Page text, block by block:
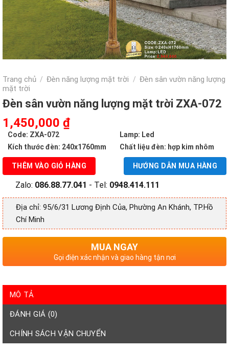
Trang chủ / Đèn năng lượng mặt trời / Đèn sân vườn năng lượng
mặt trời
Đèn sân vườn năng lượng mặt trời ZXA-072
Giá
gốc
là:
2,940,000 ₫.
1,450,000 ₫Giá
tại
là:
1,450,000 ₫.
Code: ZXA-072
Lamp: Led
Kích thước đèn: 240x1760mm
Chất liệu đèn: hợp kim nhôm
HƯỚNG DẪN MUA HÀNG
THÊM VÀO GIỎ HÀNG
Zalo: 086.88.77.041 - Tel: 0948.414.111
Địa chỉ: 95/6/31 Lương Định Của, Phường An Khánh, TP.Hồ
Chí Minh
MUA NGAY
Gọi điện xác nhận và giao hàng tận nơi
MÔ TẢ
ĐÁNH GIÁ (0)
CHÍNH SÁCH VẬN CHUYỂN